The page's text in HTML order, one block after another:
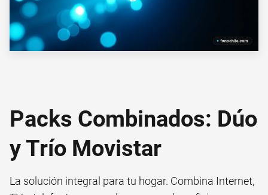
Packs Combinados: Dúo
y Trío Movistar
La solución integral para tu hogar. Combina Internet,